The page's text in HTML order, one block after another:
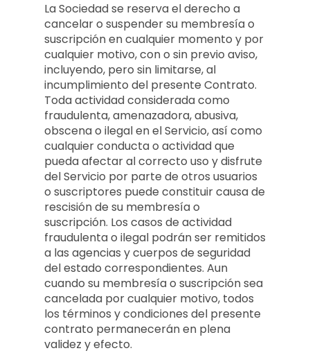
La Sociedad se reserva el derecho a
cancelar o suspender su membresía o
suscripción en cualquier momento y por
cualquier motivo, con o sin previo aviso,
incluyendo, pero sin limitarse, al
incumplimiento del presente Contrato.
Toda actividad considerada como
fraudulenta, amenazadora, abusiva,
obscena o ilegal en el Servicio, así como
cualquier conducta o actividad que
pueda afectar al correcto uso y disfrute
del Servicio por parte de otros usuarios
o suscriptores puede constituir causa de
rescisión de su membresía o
suscripción. Los casos de actividad
fraudulenta o ilegal podrán ser remitidos
a las agencias y cuerpos de seguridad
del estado correspondientes. Aun
cuando su membresía o suscripción sea
cancelada por cualquier motivo, todos
los términos y condiciones del presente
contrato permanecerán en plena
validez y efecto.